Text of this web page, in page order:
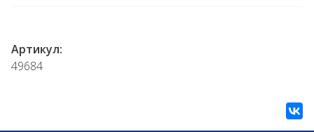
Артикул:
49684